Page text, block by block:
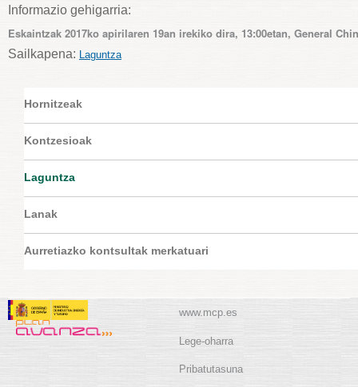
Informazio gehigarria:
Eskaintzak 2017ko apirilaren 19an irekiko dira, 13:00etan, General
Sailkapena: Laguntza
Hornitzeak
Kontzesioak
Laguntza
Lanak
Aurretiazko kontsultak merkatuari
www.mcp.es
Lege-oharra
Pribatutasuna